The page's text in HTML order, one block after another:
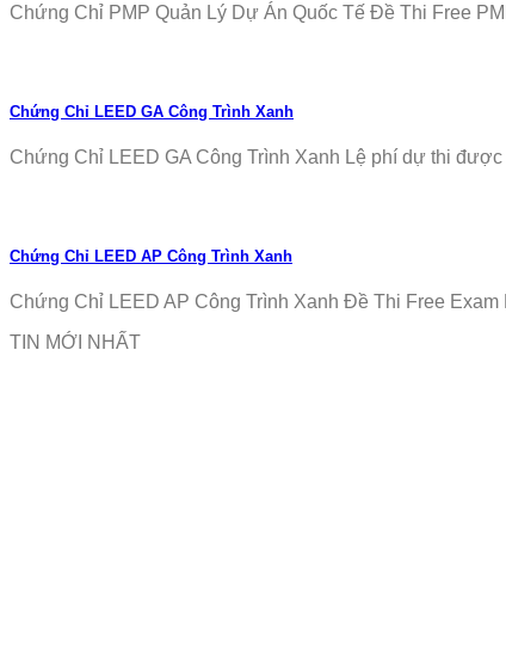
Chứng Chỉ PMP Quản Lý Dự Án Quốc Tế Đề Thi Free
Chứng Chỉ LEED GA Công Trình Xanh
Chứng Chỉ LEED GA Công Trình Xanh Lệ phí dự thi được
Chứng Chỉ LEED AP Công Trình Xanh
Chứng Chỉ LEED AP Công Trình Xanh Đề Thi Free Exam
TIN MỚI NHẤT